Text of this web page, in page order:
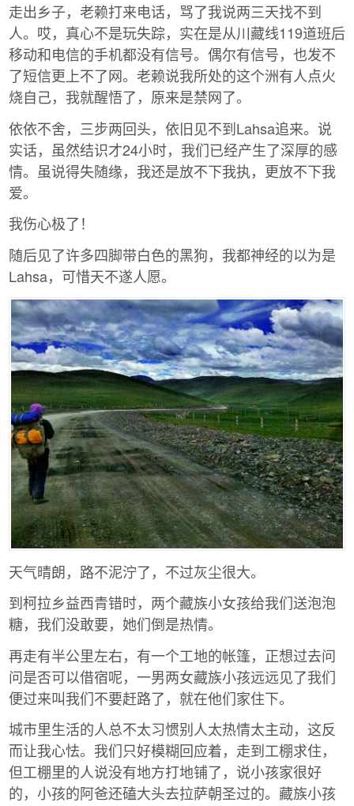
走出乡子，老赖打来电话，骂了我说两三天找不到
人。哎，真心不是玩失踪，实在是从川藏线119道班后
移动和电信的手机都没有信号。偶尔有信号，也发不
了短信更上不了网。老赖说我所处的这个洲有人点火
烧自己，我就醒悟了，原来是禁网了。
依依不舍，三步两回头，依旧见不到Lahsa追来。说
实话，虽然结识才24小时，我们已经产生了深厚的感
情。虽说得失随缘，我还是放不下我执，更放不下我
爱。
我伤心极了！
随后见了许多四脚带白色的黑狗，我都神经的以为是
Lahsa，可惜天不遂人愿。
天气晴朗，路不泥泞了，不过灰尘很大。
到柯拉乡益西青错时，两个藏族小女孩给我们送泡泡
糖，我们没敢要，她们倒是热情。
再走有半公里左右，有一个工地的帐篷，正想过去问
问是否可以借宿呢，一男两女藏族小孩远远见了我们
便过来叫我们不要赶路了，就在他们家住下。
城市里生活的人总不太习惯别人太热情太主动，这反
而让我心怯。我们只好模糊回应着，走到工棚求住，
但工棚里的人说没有地方打地铺了，说小孩家很好
的，小孩的阿爸还磕大头去拉萨朝圣过的。藏族小孩